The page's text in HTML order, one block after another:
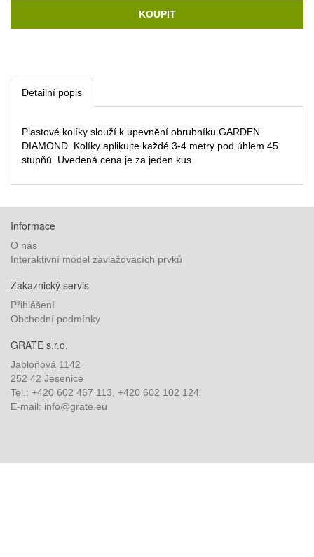
KOUPIT
Detailní popis
Plastové kolíky slouží k upevnění obrubníku GARDEN
DIAMOND. Kolíky aplikujte každé 3-4 metry pod úhlem 45
stupňů. Uvedená cena je za jeden kus.
Informace
O nás
Interaktivní model zavlažovacích prvků
Zákaznický servis
Přihlášení
Obchodní podmínky
GRATE s.r.o.
Jabloňová 1142
252 42 Jesenice
Tel.: +420 602 467 113, +420 602 102 124
E-mail: info@grate.eu